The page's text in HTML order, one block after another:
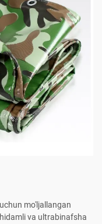
mo'ljallangan
va ultrabinafsha